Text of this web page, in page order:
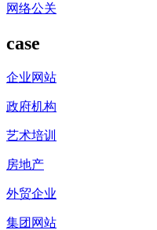
网络公关
case
企业网站
政府机构
艺术培训
房地产
外贸企业
集团网站